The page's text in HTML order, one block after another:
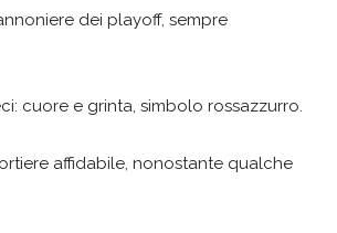
dei playoff, sempre
cuore e grinta, simbolo rossazzurro.
affidabile, nonostante qualche